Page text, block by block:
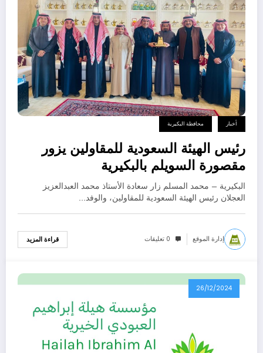
أخبار محافظة البكيرية
رئيس الهيئة السعودية للمقاولين يزور
مقصورة السويلم بالبكيرية
البكيرية – محمد المسلم زار سعادة الأستاذ محمد العبدالعزيز
العجلان رئيس الهيئة السعودية للمقاولين، والوفد…
إدارة الموقع 0 تعليقات قراءة المزيد
26/12/2024